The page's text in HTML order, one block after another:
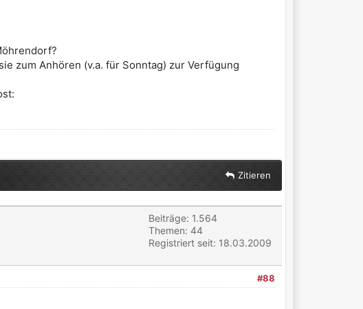
zum Anhören (v.a. für Sonntag) zur Verfügung
Zitieren
Beiträge: 1.564
Themen: 44
Registriert seit: 18.03.2009
#88